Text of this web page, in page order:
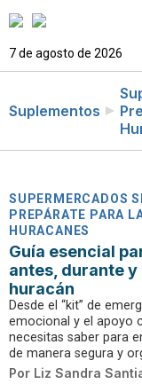
7 de agosto de 2026
Suplementos
SUPERMERCADOS
PREPÁRATE PARA
HURACANES
Guía esencial
antes, durante y
huracán
Desde el “kit” de
emocional y el apoyo
necesitas saber para
de manera segura y
Por Liz Sandra